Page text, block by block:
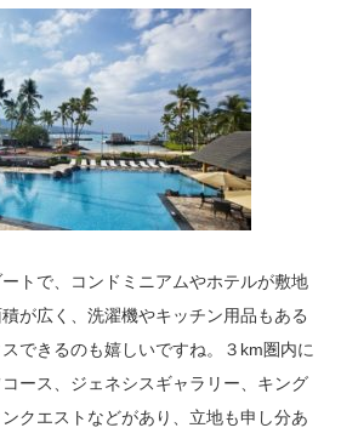
トで、コンドミニアムやホテルが敷地
が広く、洗濯機やキッチン用品もある
できるのも嬉しいですね。３km圏内に
ース、ジェネシスギャラリー、キング
クエストなどがあり、立地も申し分あ